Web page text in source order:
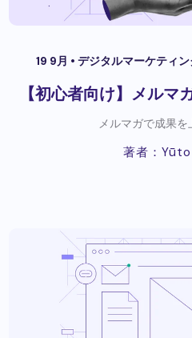
19 9月 • デジタルマーケティ
【初心者向け】メルマ
メルマガで成果を
著者：